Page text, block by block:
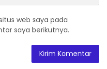
web saya pada
saya berikutnya.